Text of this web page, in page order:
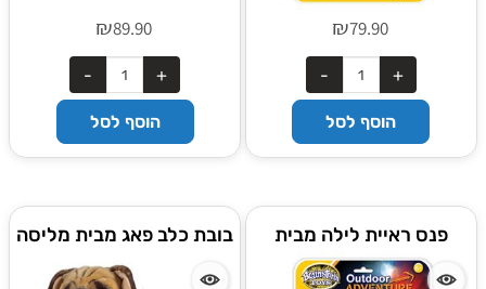
₪79.90
הוסף לסל
₪89.90
הוסף לסל
פנס ראיית לילה מבית
בריינסטורם אנגליה
בובת כלב פאג מבית מליסה
ודאג